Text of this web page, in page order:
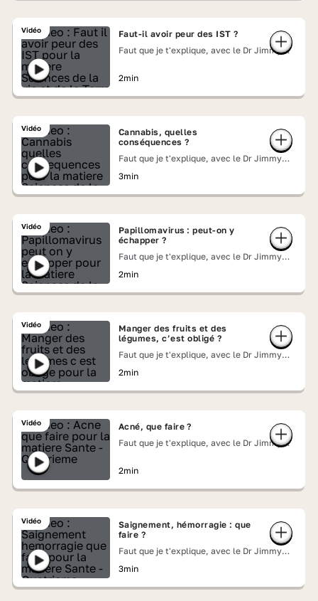
Vidéo
Faut-il avoir peur des IST ?
Faut que je t'explique, avec le Dr Jimmy
2min
Vidéo
Cannabis, quelles
conséquences ?
Faut que je t'explique, avec le Dr Jimmy
3min
Vidéo
Papillomavirus : peut-on y
échapper ?
Faut que je t'explique, avec le Dr Jimmy
2min
Vidéo
Manger des fruits et des
légumes, c’est obligé ?
Faut que je t'explique, avec le Dr Jimmy
2min
Vidéo
Acné, que faire ?
Faut que je t'explique, avec le Dr Jimmy
2min
Vidéo
Saignement, hémorragie : que
faire ?
Faut que je t'explique, avec le Dr Jimmy
3min